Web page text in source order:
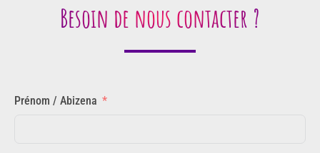
Besoin de nous contacter ?
Prénom / Abizena